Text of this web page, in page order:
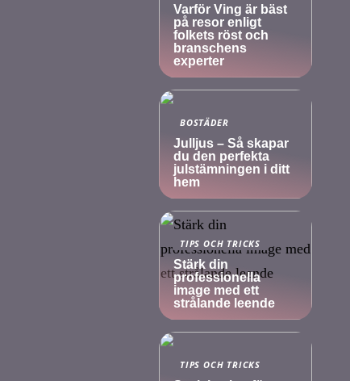
Varför Ving är bäst
på resor enligt
folkets röst och
branschens
experter
BOSTÄDER
Julljus – Så skapar
du den perfekta
julstämningen i ditt
hem
TIPS OCH TRICKS
Stärk din
professionella
image med ett
strålande leende
TIPS OCH TRICKS